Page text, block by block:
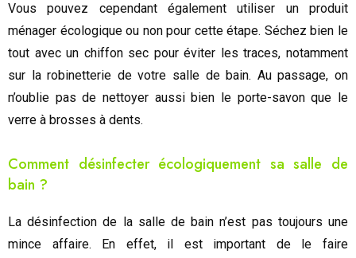
Vous pouvez cependant également utiliser un produit
ménager écologique ou non pour cette étape. Séchez bien le
tout avec un chiffon sec pour éviter les traces, notamment
sur la robinetterie de votre salle de bain. Au passage, on
n’oublie pas de nettoyer aussi bien le porte-savon que le
verre à brosses à dents.
Comment désinfecter écologiquement sa salle de
bain ?
La désinfection de la salle de bain n’est pas toujours une
mince affaire. En effet, il est important de le faire